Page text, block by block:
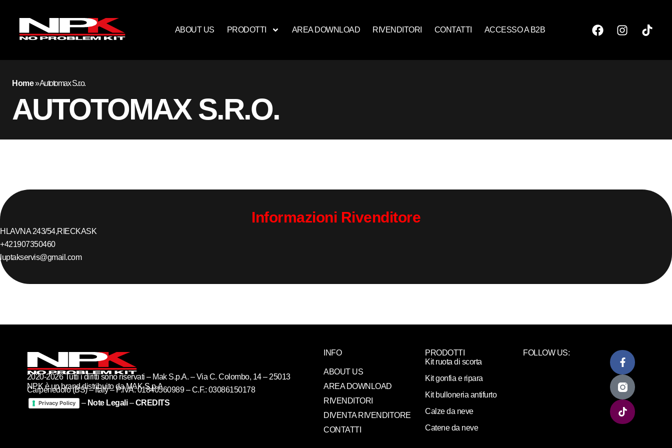
ABOUT US PRODOTTI AREA DOWNLOAD RIVENDITORI CONTATTI ACCESSO A B2B
Home»Autotomax S.r.o.
AUTOTOMAX S.R.O.
Informazioni Rivenditore
HLAVNA 243/54,RIECKASK
+421907350460
luptakservis@gmail.com
NPK è un brand distribuito da MAK S.p.A
2020-2026 Tutti i diritti sono riservati – Mak S.p.A. – Via C. Colombo, 14 – 25013
Carpenedolo (BS) – Italy – P.IVA: 01840560989 – C.F.: 03086150178
Privacy Policy – Note Legali–CREDITS
INFO
ABOUT US
AREA DOWNLOAD
RIVENDITORI
DIVENTA RIVENDITORE
CONTATTI
PRODOTTI
Kit ruota di scorta
Kit gonfia e ripara
Kit bulloneria antifurto
Calze da neve
Catene da neve
FOLLOW US: